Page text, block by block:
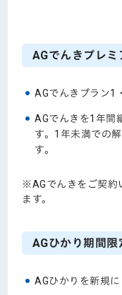
AGでんきプレミ
AGでんきプラン1
AGでんきを1年間
す。1年未満での
す。
※AGでんきをご契約
ます。
AGひかり期間限
AGひかりを新規